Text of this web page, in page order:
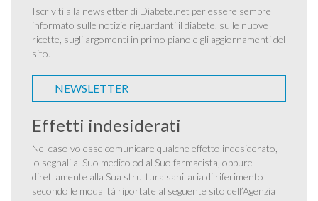
Iscriviti alla newsletter di Diabete.net per essere sempre
informato sulle notizie riguardanti il diabete, sulle nuove
ricette, sugli argomenti in primo piano e gli aggiornamenti del
sito.
NEWSLETTER
Effetti indesiderati
Nel caso volesse comunicare qualche effetto indesiderato,
lo segnali al Suo medico od al Suo farmacista, oppure
direttamente alla Sua struttura sanitaria di riferimento
secondo le modalità riportate al seguente sito dell’Agenzia